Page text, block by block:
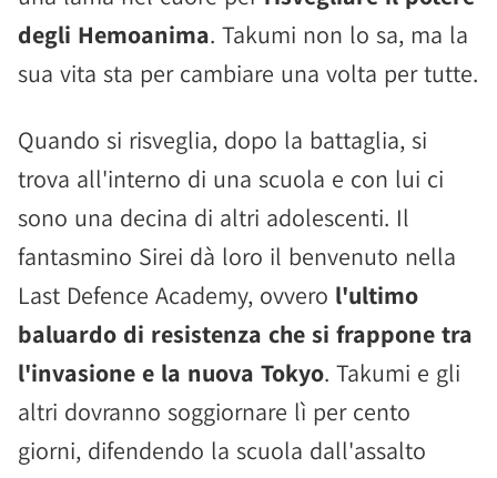
degli Hemoanima. Takumi non lo sa, ma la
sua vita sta per cambiare una volta per tutte.
Quando si risveglia, dopo la battaglia, si
trova all'interno di una scuola e con lui ci
sono una decina di altri adolescenti. Il
fantasmino Sirei dà loro il benvenuto nella
Last Defence Academy, ovvero l'ultimo
baluardo di resistenza che si frappone tra
l'invasione e la nuova Tokyo. Takumi e gli
altri dovranno soggiornare lì per cento
giorni, difendendo la scuola dall'assalto